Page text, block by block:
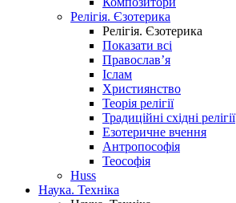
Релігія. Єзотерика
Релігія. Єзотерика
Показати всі
Православ’я
Іслам
Християнство
Теорія релігії
Традиційні східні релігії
Езотеричне вчення
Антропософія
Теософія
Huss
Наука. Техніка